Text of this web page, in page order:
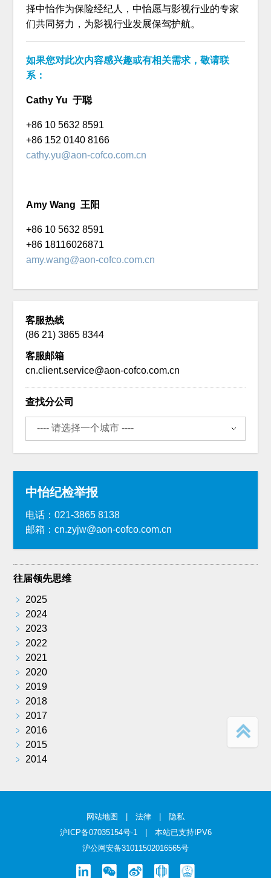
择中怡作为保险经纪人，中怡愿与影视行业的专家
们共同努力，为影视行业发展保驾护航。
如果您对此次内容感兴趣或有相关需求，敬请联
系：
Cathy Yu 于聪
+86 10 5632 8591
+86 152 0140 8166
cathy.yu@aon-cofco.com.cn
Amy Wang 王阳
+86 10 5632 8591
+86 18116026871
amy.wang@aon-cofco.com.cn
客服热线
(86 21) 3865 8344
客服邮箱
cn.client.service@aon-cofco.com.cn
查找分公司
中怡纪检举报
电话：021-3865 8138
邮箱：cn.zyjw@aon-cofco.com.cn
往届领先思维
﹥
2025
﹥
2024
﹥
2023
﹥
2022
﹥
2021
﹥
2020
﹥
2019
﹥
2018
﹥
2017
﹥
2016
﹥
2015
﹥
2014
网站地图 法律
隐私
沪ICP备07035154号-1| 本站已支持IPV6
沪公网安备31011502016565号